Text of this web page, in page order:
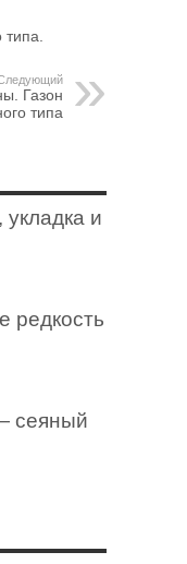
Газон
типа
и
редкость
сеяный